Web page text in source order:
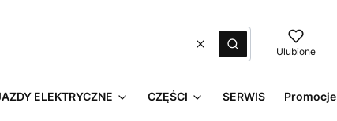
WyczyśćSzukaj Ulubione
ELEKTRYCZNE CZĘŚCI SERWIS Promocje